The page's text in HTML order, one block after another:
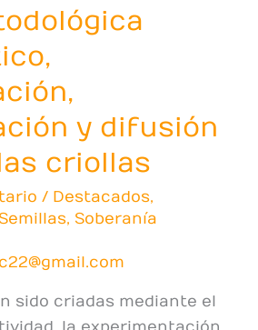
y difusión
criollas
/ Destacados,
Semillas, Soberanía
sido criadas mediante el